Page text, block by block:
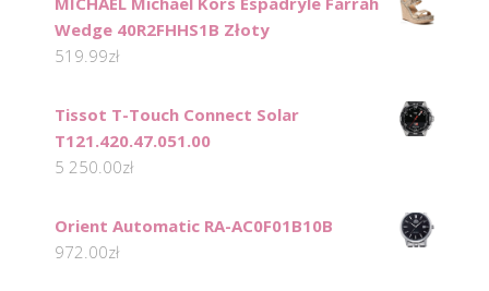
Wedge 40R2FHHS1B Złoty
519.99zł
Tissot T-Touch Connect Solar
T121.420.47.051.00
5 250.00zł
Orient Automatic RA-AC0F01B10B
972.00zł